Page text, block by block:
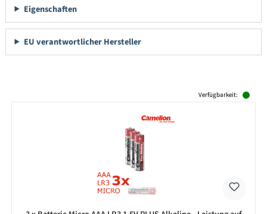
Eigenschaften
EU verantwortlicher Hersteller
Verfügbarkeit: